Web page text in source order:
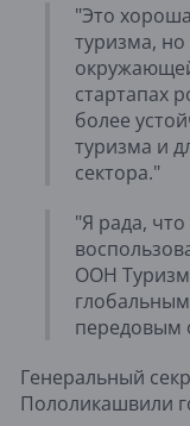
"Это
туризма,
стартапах
более
туризма и
сектора."
"Я рада,
ООН
передовым
Генеральный
Пололикашвили